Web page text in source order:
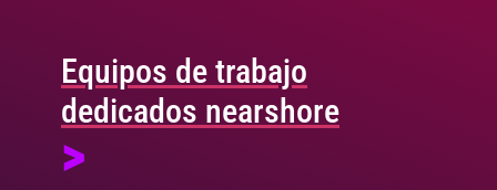
Equipos de trabajo
dedicados nearshore
>